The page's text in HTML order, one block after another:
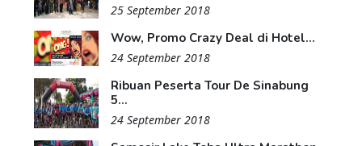
25 September 2018
Wow, Promo Crazy Deal di Hotel...
24 September 2018
Ribuan Peserta Tour De Sinabung
5...
24 September 2018